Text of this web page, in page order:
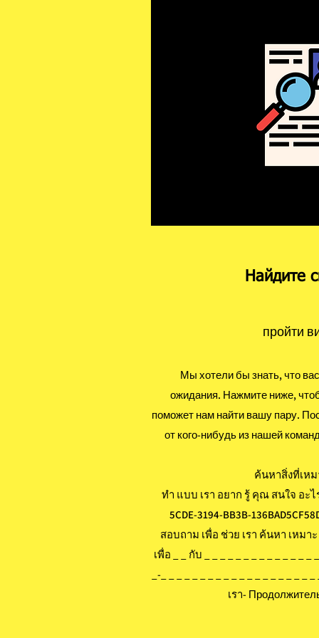
Найдите
пройти
Мы хотели бы знать, что
ожидания. Нажмите ниже,
поможет нам найти вашу пару.
от кого-нибудь из нашей
ค้นหาสิ่งที่เห
ทำ แบบ เรา อยาก รู้ คุณ สนใจ อะไ
5CDE-3194-BB3B-
สอบถาม เพื่อ ช่วย เรา ค้นหา เหมา
เพื่อ _ _ กับ _ _ _ _ _ _ _ _ _ _ _ _ _ _
_-_ _ _ _ _ _ _ _ _ _ _ _ _ _ _ _ _ _ _
เรา-